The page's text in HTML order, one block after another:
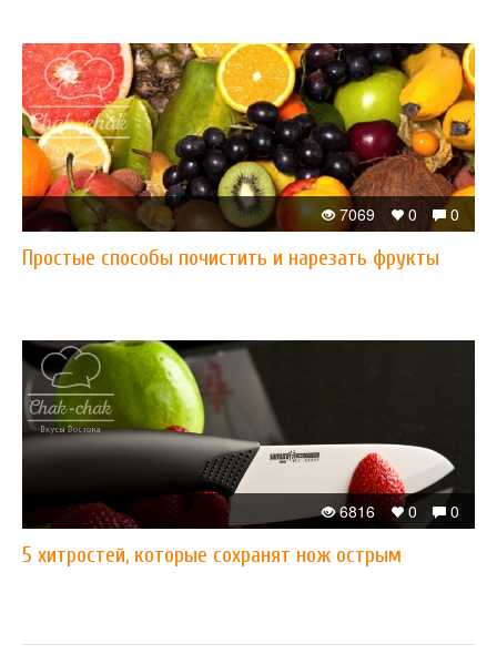
0
0
7069
Простые способы почистить и нарезать фрукты
0
0
6816
5 хитростей, которые сохранят нож острым